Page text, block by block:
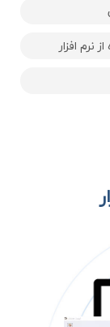
نرم افزار